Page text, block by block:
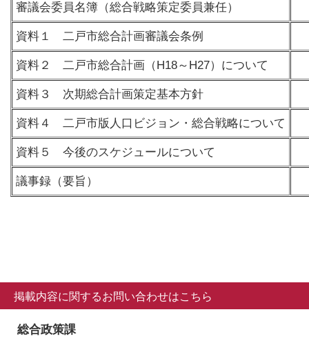
審議会委員名簿（総合戦略策定委員兼任）
資料１ 二戸市総合計画審議会条例
資料２ 二戸市総合計画（H18～H27）について
資料３ 次期総合計画策定基本方針
資料４ 二戸市版人口ビジョン・総合戦略について
資料５ 今後のスケジュールについて
議事録（要旨）
掲載内容に関するお問い合わせはこちら
総合政策課